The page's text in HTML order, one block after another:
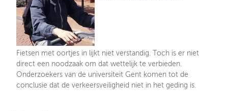
Fietsen met oortjes in lijkt niet verstandig. Toch is er niet
direct een noodzaak om dat wettelijk te verbieden.
Onderzoekers van de universiteit Gent komen tot de
conclusie dat de verkeersveiligheid niet in het geding is.